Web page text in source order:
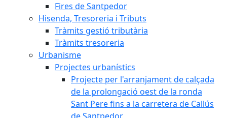
Fires de Santpedor
Hisenda, Tresoreria i Tributs
Tràmits gestió tributària
Tràmits tresoreria
Urbanisme
Projectes urbanístics
Projecte per l'arranjament de calçada
de la prolongació oest de la ronda
Sant Pere fins a la carretera de Callús